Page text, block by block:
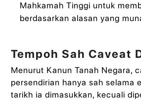
Mahkamah Tinggi untuk
berdasarkan alasan yang
Tempoh Sah Caveat
Menurut Kanun Tanah Negara,
persendirian hanya sah selama
tarikh ia dimasukkan, kecuali